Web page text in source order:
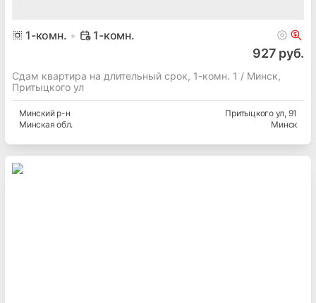
1-комн. 1-комн.
927 руб.
Сдам квартира на длительный срок, 1-комн. 1 / Минск,
Притыцкого ул
Минскийр-н
Минская обл.
Притыцкого ул, 91
Минск